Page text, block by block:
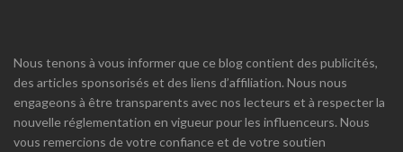
Nous tenons à vous informer que ce blog contient des publicités,
des articles sponsorisés et des liens d’affiliation. Nous nous
engageons à être transparents avec nos lecteurs et à respecter la
nouvelle réglementation en vigueur pour les influenceurs. Nous
vous remercions de votre confiance et de votre soutien